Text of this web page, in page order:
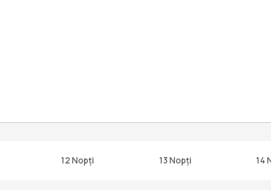
12 Nopți 13 Nopți 14